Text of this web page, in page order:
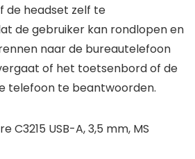
de headset zelf te
de gebruiker kan rondlopen en
naar de bureautelefoon
of het toetsenbord of de
telefoon te beantwoorden.
C3215 USB-A, 3,5 mm, MS